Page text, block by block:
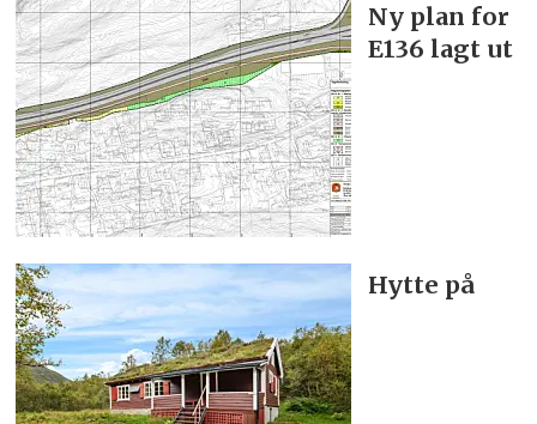
Ny plan for
E136 lagt ut
Hytte på